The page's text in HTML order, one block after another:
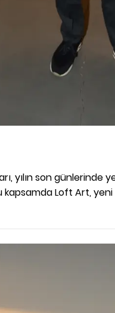
yılın son günlerinde
Loft Art, yeni